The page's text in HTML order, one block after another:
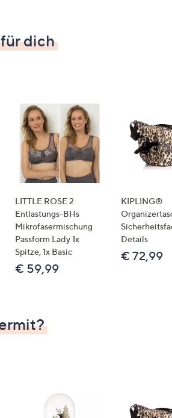
dich
LITTLE ROSE 2
Entlastungs-BHs
Mikrofasermischung
Passform Lady 1x
Spitze, 1x Basic
€ 59,99
KIPLING®
Details
€ 72,99